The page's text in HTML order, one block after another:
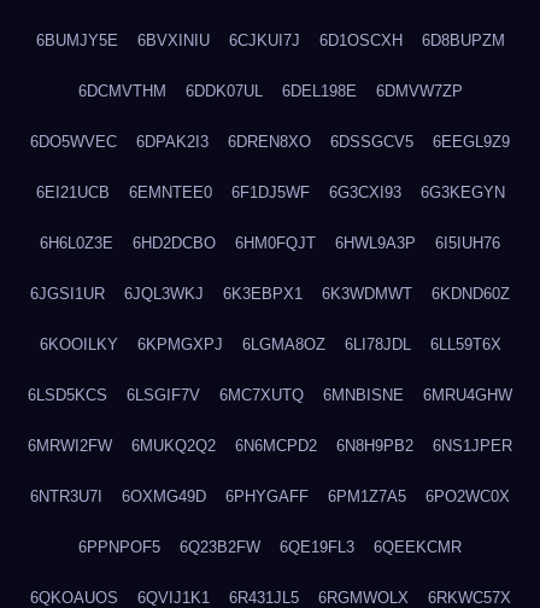
6BUMJY5E 6BVXINIU 6CJKUI7J 6D1OSCXH 6D8BUPZM
6DCMVTHM 6DDK07UL 6DEL198E 6DMVW7ZP
6DO5WVEC 6DPAK2I3 6DREN8XO 6DSSGCV5 6EEGL9Z9
6EI21UCB 6EMNTEE0 6F1DJ5WF 6G3CXI93 6G3KEGYN
6H6L0Z3E 6HD2DCBO 6HM0FQJT 6HWL9A3P 6I5IUH76
6JGSI1UR 6JQL3WKJ 6K3EBPX1 6K3WDMWT 6KDND60Z
6KOOILKY 6KPMGXPJ 6LGMA8OZ 6LI78JDL 6LL59T6X
6LSD5KCS 6LSGIF7V 6MC7XUTQ 6MNBISNE 6MRU4GHW
6MRWI2FW 6MUKQ2Q2 6N6MCPD2 6N8H9PB2 6NS1JPER
6NTR3U7I 6OXMG49D 6PHYGAFF 6PM1Z7A5 6PO2WC0X
6PPNPOF5 6Q23B2FW 6QE19FL3 6QEEKCMR
6QKOAUOS 6QVIJ1K1 6R431JL5 6RGMWOLX 6RKWC57X